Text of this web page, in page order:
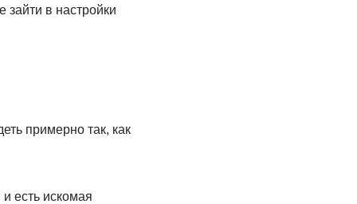
в настройки
примерно так, как
есть искомая